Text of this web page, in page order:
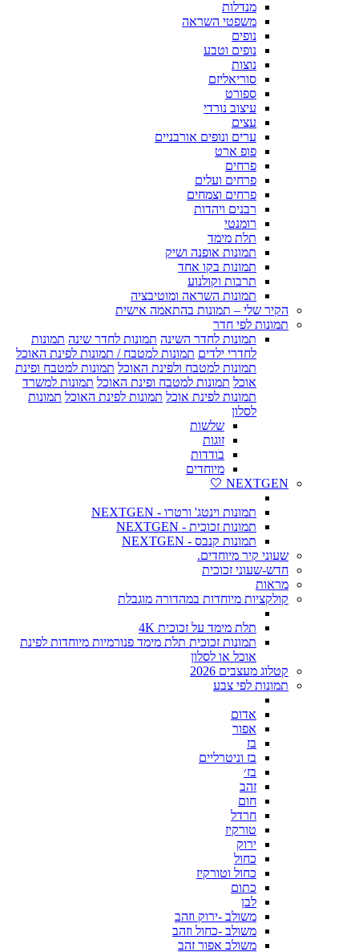
מנדלות
משפטי השראה
נופים
נופים וטבע
נוצות
סוריאליזם
ספורט
עיצוב נורדי
עצים
ערים ונופים אורבניים
פופ ארט
פרחים
פרחים ועלים
פרחים וצמחים
רבנים ויהדות
רומנטי
תלת מימד
תמונות אופנה ושיק
תמונות בקו אחד
תרבות וקולנוע
תמונות השראה ומוטיבציה
הקיר שלי – תמונות בהתאמה אישית
תמונות לפי חדר
תמונות לחדר השינה תמונות לחדר שינה תמונות
לחדרי ילדים תמונות למטבח / תמונות לפינת האוכל
תמונות למטבח ולפינת האוכל תמונות למטבח ופינת
אוכל תמונות למטבח ופינת האוכל תמונות למשרד
תמונות לפינת אוכל תמונות לפינת האוכל תמונות
לסלון
שלשות
זוגות
בודדות
מיוחדים
NEXTGEN 🤍
תמונות וינטג' ורטרו - NEXTGEN
תמונות זכוכית - NEXTGEN
תמונות קנבס - NEXTGEN
שעוני קיר מיוחדים.
חדש-שעוני זכוכית
מראות
קולקציות מיוחדות במהדורה מוגבלת
תלת מימד על זכוכית 4K
תמונות זכוכית תלת מימד פנורמיות מיוחדות לפינת
אוכל או לסלון
קטלוג מעצבים 2026
תמונות לפי צבע
אדום
אפור
בז
בז וניטרליים
בז׳
זהב
חום
חרדל
טורקיז
ירוק
כחול
כחול וטורקיז
כתום
לבן
משולב -ירוק וזהב
משולב -כחול וזהב
משולב אפור זהב